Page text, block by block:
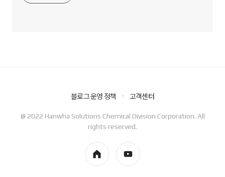
블로그 운영 정책 고객센터
@ 2022 Hanwha Solutions Chemical Division Corporation. All
rights reserved.